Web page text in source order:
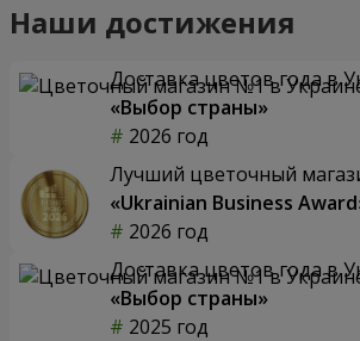
Наши достижения
Доставка цветов года в
«Выбор страны»
2026 год
Лучший цветочный
«Ukrainian Business
2026 год
Доставка цветов года в
«Выбор страны»
2025 год